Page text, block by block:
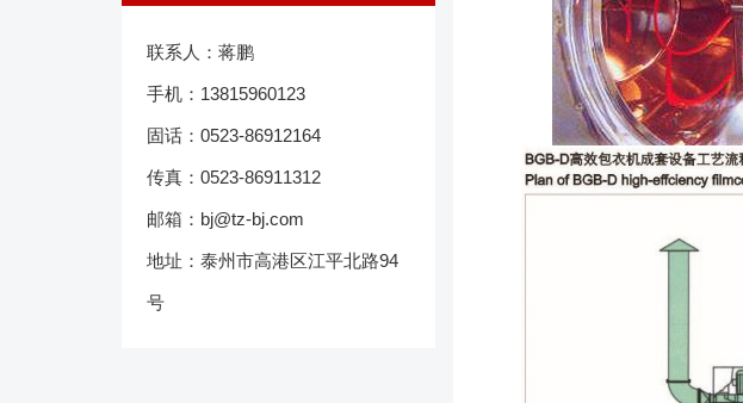
联系人：蒋鹏
手机：13815960123
固话：0523-86912164
传真：0523-86911312
邮箱：bj@tz-bj.com
地址：泰州市高港区江平北路94
号